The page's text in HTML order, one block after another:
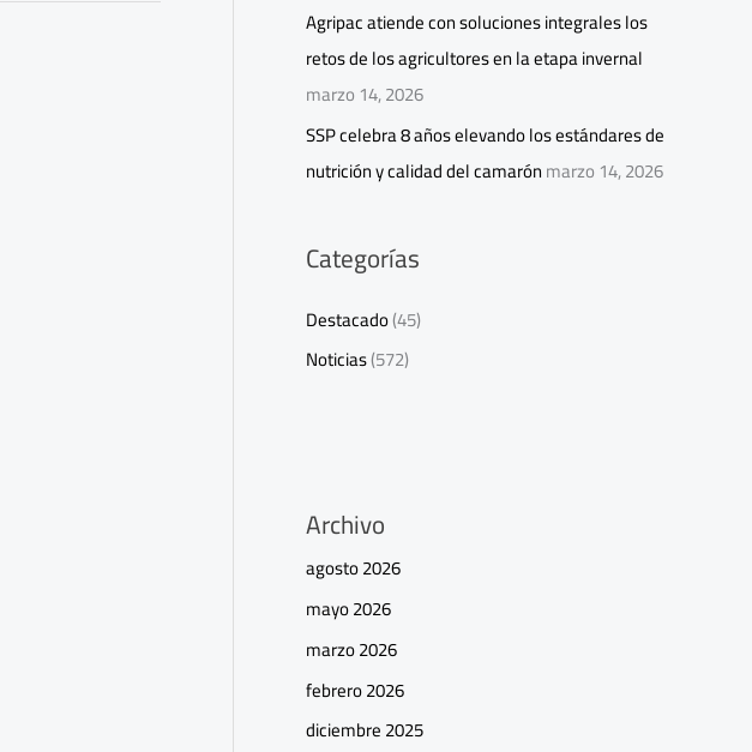
Agripac atiende con soluciones integrales los
retos de los agricultores en la etapa invernal
marzo 14, 2026
SSP celebra 8 años elevando los estándares de
nutrición y calidad del camarónmarzo 14, 2026
Categorías
Destacado(45)
Noticias(572)
Archivo
agosto 2026
mayo 2026
marzo 2026
febrero 2026
diciembre 2025